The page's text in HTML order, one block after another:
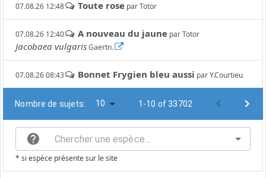
07.08.26 12:48 Toute rose parTotor
07.08.26 12:40 A nouveau du jaune parTotor
Jacobaea vulgarisGaertn.
07.08.26 08:43 Bonnet Frygien bleu aussi parY.Courtieu
Nombre de sujets: 10 1-10 of 33702
* si espèce présente sur le site